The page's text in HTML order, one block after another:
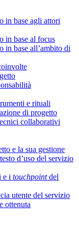
in base agli attori
in base al focus
in base all’ambito di
e rituali
di progetto
collaborativi
e la sua gestione
d’uso del servizio
e i touchpointdel
utente del servizio
ottenuta